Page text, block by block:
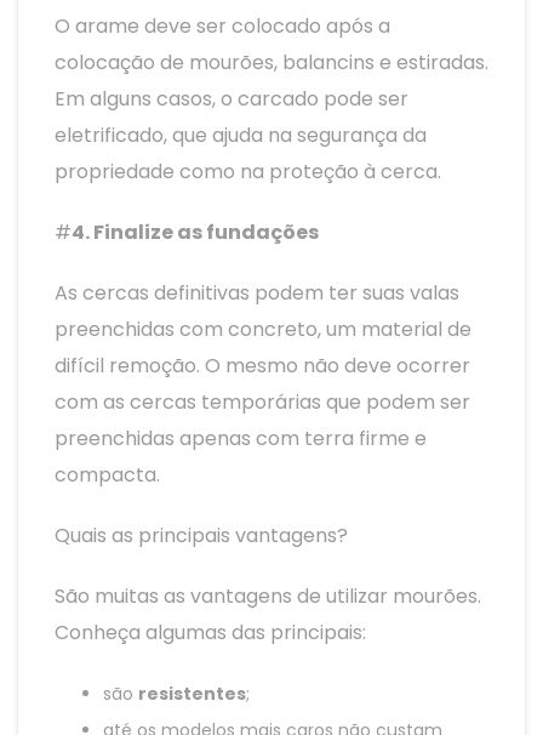
O arame deve ser colocado após a
colocação de mourões, balancins e estiradas.
Em alguns casos, o carcado pode ser
eletrificado, que ajuda na segurança da
propriedade como na proteção à cerca.
#4. Finalize as fundações
As cercas definitivas podem ter suas valas
preenchidas com concreto, um material de
difícil remoção. O mesmo não deve ocorrer
com as cercas temporárias que podem ser
preenchidas apenas com terra firme e
compacta.
Quais as principais vantagens?
São muitas as vantagens de utilizar mourões.
Conheça algumas das principais:
são resistentes;
até os modelos mais caros não custam